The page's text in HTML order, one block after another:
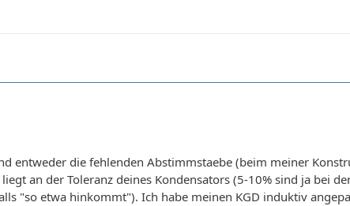
entweder die fehlenden Abstimmstaebe (beim meiner
an der Toleranz deines Kondensators (5-10% sind ja bei
"so etwa hinkommt"). Ich habe meinen KGD induktiv